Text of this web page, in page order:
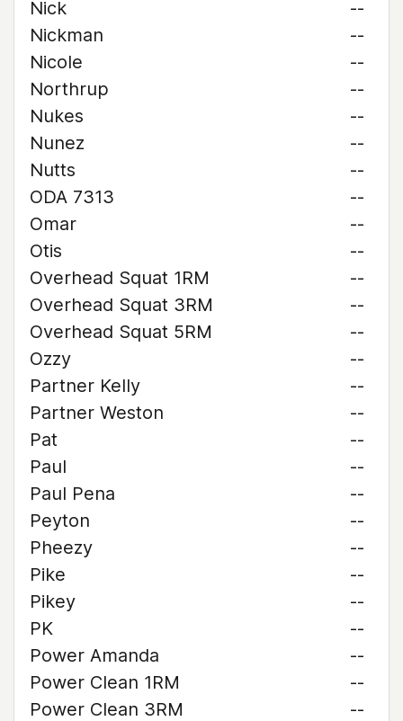
Nick
--
Nickman
--
Nicole
--
Northrup
--
Nukes
--
Nunez
--
Nutts
--
ODA 7313
--
Omar
--
Otis
--
Overhead Squat 1RM
--
Overhead Squat 3RM
--
Overhead Squat 5RM
--
Ozzy
--
Partner Kelly
--
Partner Weston
--
Pat
--
Paul
--
Paul Pena
--
Peyton
--
Pheezy
--
Pike
--
Pikey
--
PK
--
Power Amanda
--
Power Clean 1RM
--
Power Clean 3RM
--